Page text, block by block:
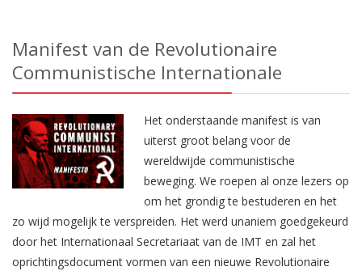
Manifest van de Revolutionaire
Communistische Internationale
Het onderstaande manifest is van
uiterst groot belang voor de
wereldwijde communistische
beweging. We roepen al onze lezers op
om het grondig te bestuderen en het
zo wijd mogelijk te verspreiden. Het werd unaniem goedgekeurd
door het Internationaal Secretariaat van de IMT en zal het
oprichtingsdocument vormen van een nieuwe Revolutionaire